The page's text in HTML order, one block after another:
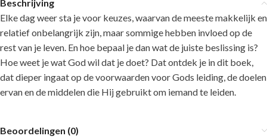
Beschrijving
Elke dag weer sta je voor keuzes, waarvan de meeste makkelijk en
relatief onbelangrijk zijn, maar sommige hebben invloed op de
rest van je leven. En hoe bepaal je dan wat de juiste beslissing is?
Hoe weet je wat God wil dat je doet? Dat ontdek je in dit boek,
dat dieper ingaat op de voorwaarden voor Gods leiding, de doelen
ervan en de middelen die Hij gebruikt om iemand te leiden.
Beoordelingen (0)